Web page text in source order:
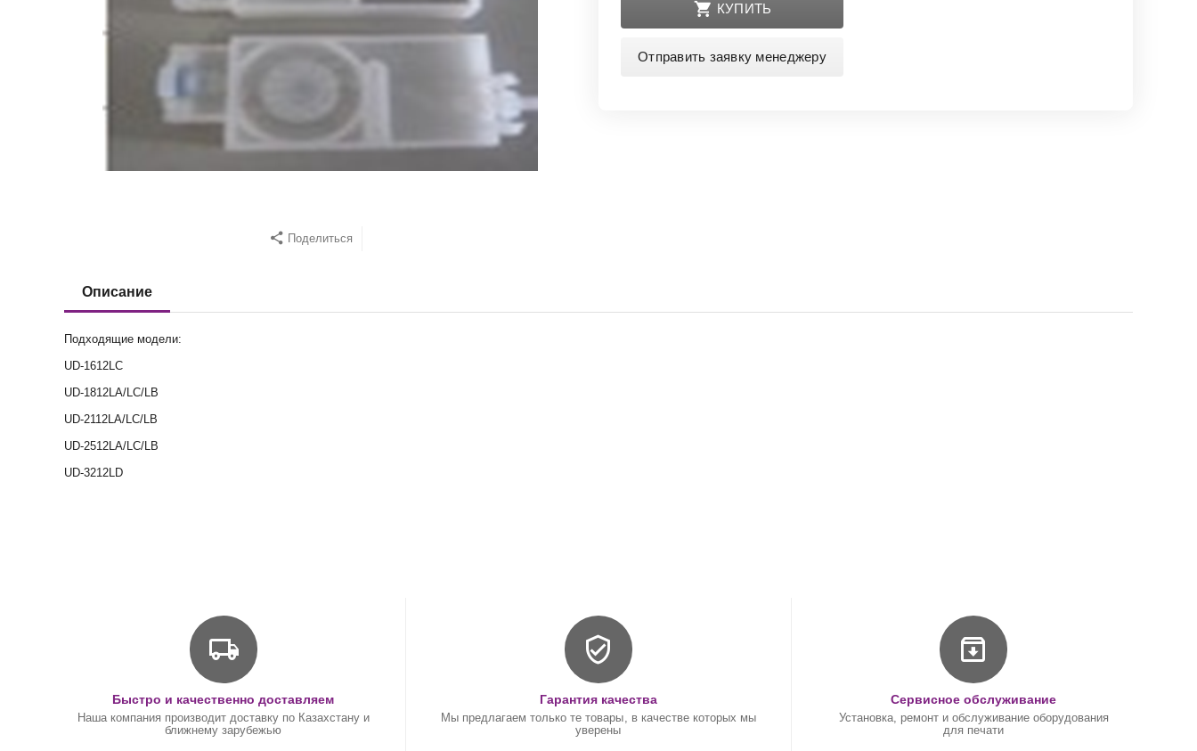
Поделиться
КУПИТЬ
Отправить заявку менеджеру
Описание
Подходящие модели:
UD-1612LC
UD-1812LA/LC/LB
UD-2112LA/LC/LB
UD-2512LA/LC/LB
UD-3212LD
Быстро и качественно доставляем
Наша компания производит доставку по Казахстану и
ближнему зарубежью
Гарантия качества
Мы предлагаем только те товары, в качестве которых мы
уверены
Сервисное обслуживание
Установка, ремонт и обслуживание оборудования
для печати